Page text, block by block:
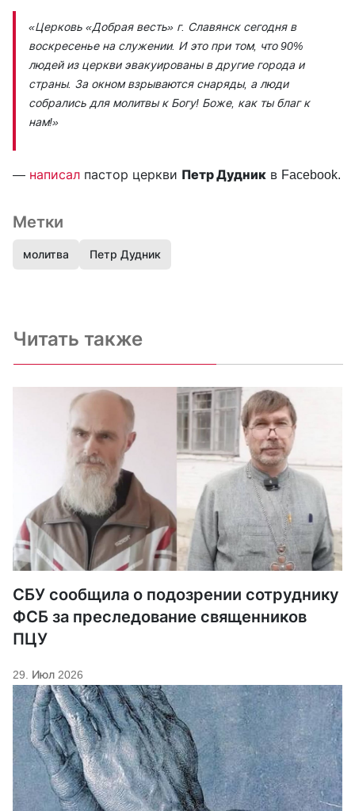
«Церковь «Добрая весть» г. Славянск сегодня в
воскресенье на служении. И это при том, что 90%
людей из церкви эвакуированы в другие города и
страны. За окном взрываются снаряды, а люди
собрались для молитвы к Богу! Боже, как ты благ к
нам!»
— написал пастор церкви Петр Дудник в Facebook.
Метки
молитва Петр Дудник
Читать также
СБУ сообщила о подозрении сотруднику
ФСБ за преследование священников
ПЦУ
29. Июл 2026